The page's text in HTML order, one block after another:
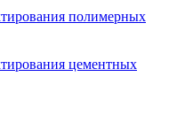
полимерных
цементных